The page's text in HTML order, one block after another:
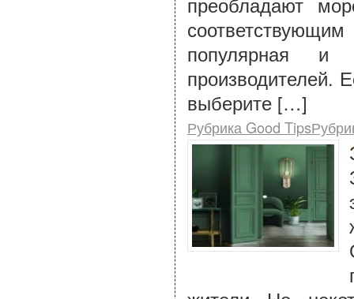
популярная и
производителей.
выберите […]
Рубрика Good